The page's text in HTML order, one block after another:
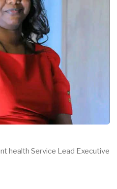
health Service Lead Executive